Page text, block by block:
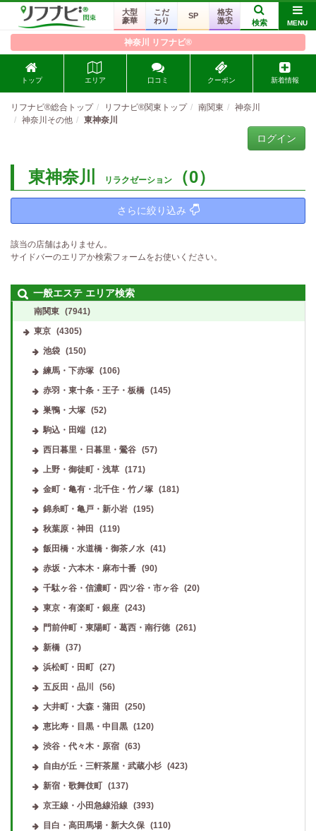
大型
豪華
こだ
わり
SP
格安
激安
検索 MENU
神奈川 リフナビ®
トップ エリア 口コミ クーポン 新着情報
リフナビ®総合トップ リフナビ®関東トップ 南関東
神奈川
神奈川その他
東神奈川
ログイン
東神奈川 リラクゼーション （0）
さらに絞り込み
該当の店舗はありません。
サイドバーのエリアか検索フォームをお使いください。
一般エステ エリア検索
南関東 (7941)
東京 (4305)
池袋
(150)
練馬・下赤塚
(106)
赤羽・東十条・王子・板橋
(145)
巣鴨・大塚
(52)
駒込・田端
(12)
西日暮里・日暮里・鶯谷
(57)
上野・御徒町・浅草
(171)
金町・亀有・北千住・竹ノ塚
(181)
錦糸町・亀戸・新小岩
(195)
秋葉原・神田
(119)
飯田橋・水道橋・御茶ノ水
(41)
赤坂・六本木・麻布十番
(90)
千駄ヶ谷・信濃町・四ツ谷・市ヶ谷
(20)
東京・有楽町・銀座
(243)
門前仲町・東陽町・葛西・南行徳
(261)
新橋
(37)
浜松町・田町
(27)
五反田・品川
(56)
大井町・大森・蒲田
(250)
恵比寿・目黒・中目黒
(120)
渋谷・代々木・原宿
(63)
自由が丘・三軒茶屋・武蔵小杉
(423)
新宿・歌舞伎町
(137)
京王線・小田急線沿線
(393)
目白・高田馬場・新大久保
(110)